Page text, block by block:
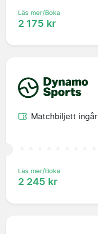
Läs mer/Boka
2 175 kr
Matchbiljett ingår
Läs mer/Boka
2 245 kr